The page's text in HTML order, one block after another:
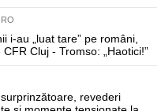
i-au „luat tare” pe români,
Cluj - Tromso: „Haotici!”
revederi